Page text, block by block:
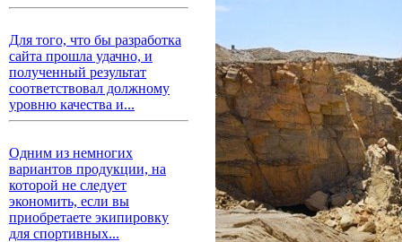
Для того, что бы разработка
сайта прошла удачно, и
полученный результат
соответствовал должному
уровню качества и...
Одним из немногих
вариантов продукции, на
которой не следует
экономить, если вы
приобретаете экипировку
для спортивных...